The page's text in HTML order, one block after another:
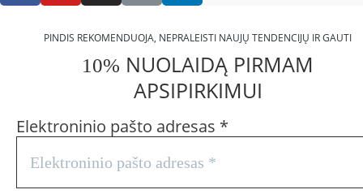
PINDIS REKOMENDUOJA, NEPRALEISTI NAUJŲ TENDENCIJŲ IR GAUTI
10% NUOLAIDĄ PIRMAM
APSIPIRKIMUI
Elektroninio pašto adresas *